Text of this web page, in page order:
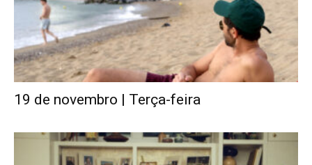
19 de novembro | Terça-feira